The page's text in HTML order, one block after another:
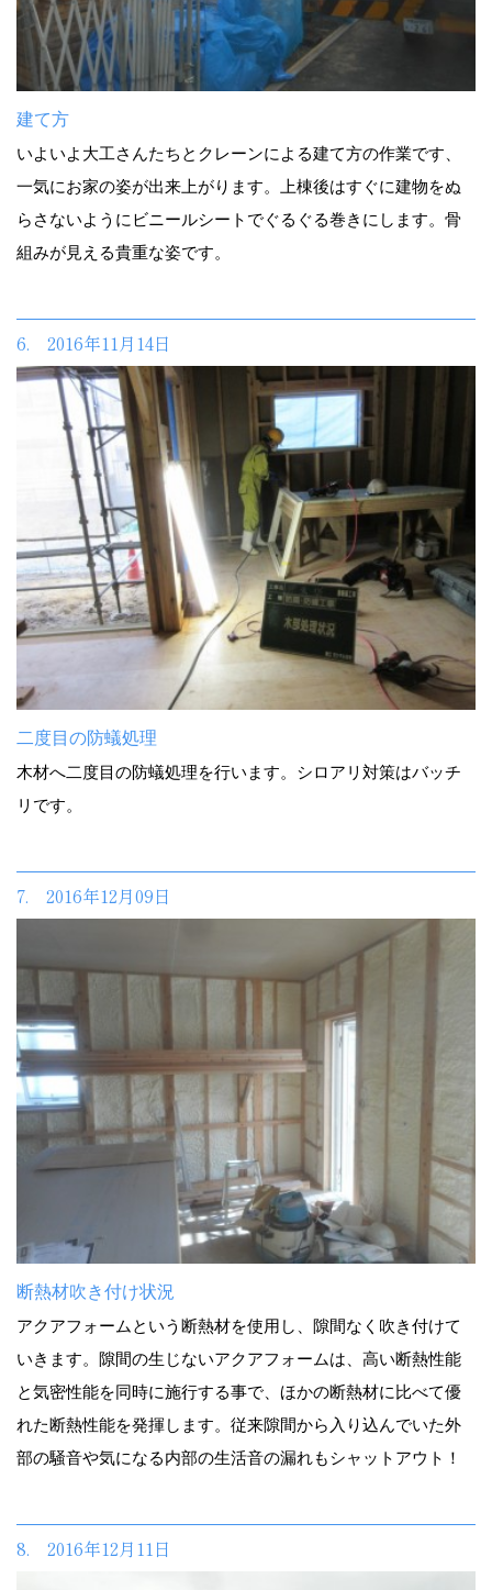
建て方
いよいよ大工さんたちとクレーンによる建て方の作業です、
一気にお家の姿が出来上がります。上棟後はすぐに建物をぬ
らさないようにビニールシートでぐるぐる巻きにします。骨
組みが見える貴重な姿です。
6. 2016年11月14日
二度目の防蟻処理
木材へ二度目の防蟻処理を行います。シロアリ対策はバッチ
リです。
7. 2016年12月09日
断熱材吹き付け状況
アクアフォームという断熱材を使用し、隙間なく吹き付けて
いきます。隙間の生じないアクアフォームは、高い断熱性能
と気密性能を同時に施行する事で、ほかの断熱材に比べて優
れた断熱性能を発揮します。従来隙間から入り込んでいた外
部の騒音や気になる内部の生活音の漏れもシャットアウト！
8. 2016年12月11日